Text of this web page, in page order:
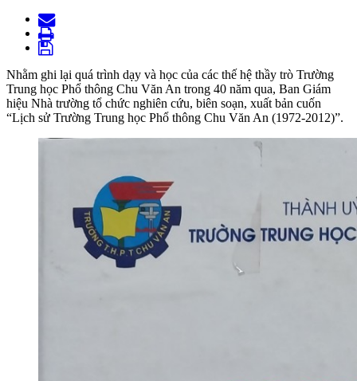
Nhằm ghi lại quá trình dạy và học của các thế hệ thầy trò Trường
Trung học Phổ thông Chu Văn An trong 40 năm qua, Ban Giám
hiệu Nhà trường tổ chức nghiên cứu, biên soạn, xuất bản cuốn
“Lịch sử Trường Trung học Phổ thông Chu Văn An (1972-2012)”.